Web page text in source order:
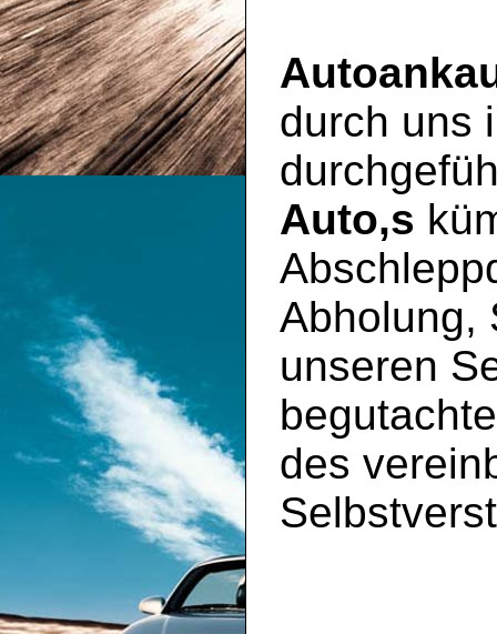
durch uns
Auto,s
Abholung,
unseren
des